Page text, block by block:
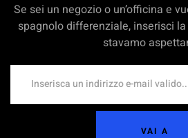
Se sei un negozio o un’officina e
spagnolo differenziale, inserisci
stavamo
VAI A